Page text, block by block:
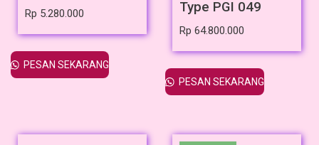
Rp 5.280.000
PESAN SEKARANG
Type PGI 049
Rp 64.800.000
PESAN SEKARANG